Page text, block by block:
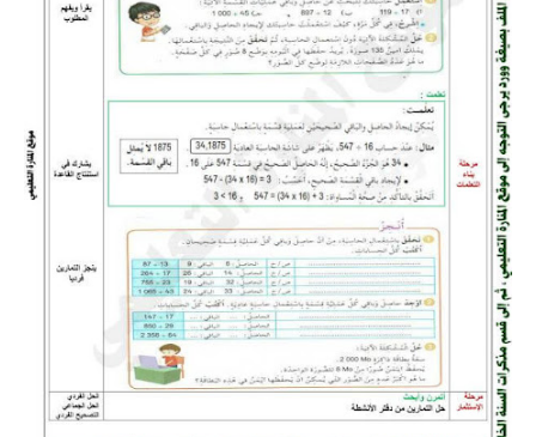
دفاتر استاذ التعليم الابتدائي
البحوث الجاهزة
بحوث اللغة العربية
بحوث الرياضيات
بحوث التاريخ و الجغرافيا
بحوث الفيزياء و الكيمياء
بحوث العلوم الطبيعية